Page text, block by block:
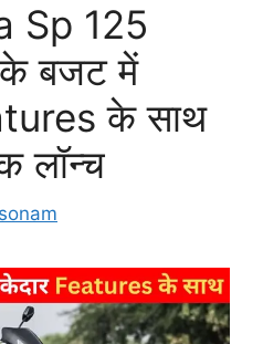
Sp 125
के बजट में
के साथ
लॉन्च
sonam